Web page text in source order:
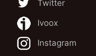
Twitter
Ivoox
Instagram